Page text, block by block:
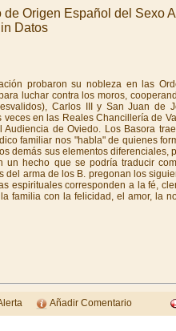
Origen Español del Sexo
Datos
probaron su nobleza en las
luchar contra los moros,
Carlos III y San Juan de
veces en las Reales Chancillería de
de Oviedo. Los Basora
familiar nos "habla" de quienes
demás sus elementos
un hecho que se podría traducir
del arma de los B. pregonan los
espirituales corresponden a la fé,
familia con la felicidad, el amor, la
Añadir Comentario